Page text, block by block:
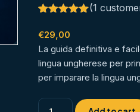
out of 5
based on
customer
rating
(1
€29,00
La guida definitiva e
lingua ungherese per
per imparare la lingua
Impara